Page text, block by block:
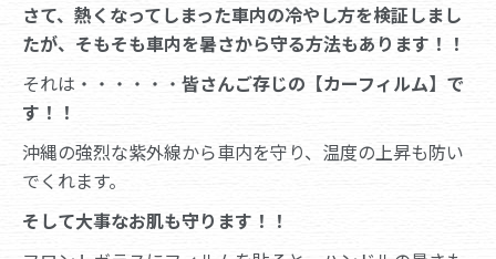
さて、熱くなってしまった車内の冷やし方を検証しまし
たが、そもそも車内を暑さから守る方法もあります！！
それは・・・・・・ 皆さんご存じの【カーフィルム】で
す！！
沖縄の強烈な紫外線から車内を守り、温度の上昇も防い
でくれます。
そして大事なお肌も守ります！！